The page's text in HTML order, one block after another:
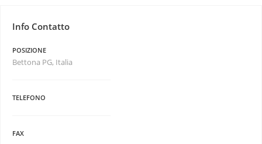
Info Contatto
POSIZIONE
Bettona PG, Italia
TELEFONO
FAX